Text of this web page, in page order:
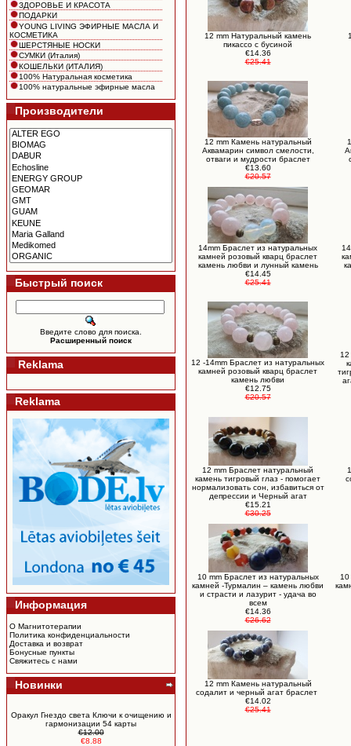
ЗДОРОВЬЕ И КРАСОТА
ПОДАРКИ
YOUNG LIVING ЭФИРНЫЕ МАСЛА И
КОСМЕТИКА
ШЕРСТЯНЫЕ НОСКИ
СУМКИ (Италия)
КОШЕЛЬКИ (ИТАЛИЯ)
100% Натуральная косметика
100% натуральные эфирные масла
Производители
Быстрый поиск
Введите слово для поиска.
Расширенный поиск
Reklama
Reklama
Информация
О Магнитотерапии
Политика конфиденциальности
Доставка и возврат
Бонусные пункты
Свяжитесь с нами
Новинки
Оракул Гнездо света Ключи к очищению и
гармонизации 54 карты
€12.00
€8.88
12 mm Натуральный камень
пикассо c бусиной
€14.36
€25.41
12 mm Камень натуральный
Аквамарин символ смелости,
отваги и мудрости браслет
€13.60
€20.57
14mm Браслет из натуральных
камней розовый кварц браслет
камень любви и лунный камень
€14.45
€25.41
12 -14mm Браслет из натуральных
камней розовый кварц браслет
камень любви
€12.75
€20.57
12
12 mm Браслет натуральный
камень тигровый глаз - помогает
нормализовать сон, избавиться от
депрессии и Черный агат
€15.21
€30.25
10 mm Браслет из натуральных
камней -Турмалин – камень любви
и страсти и лазурит - удача во
всем
€14.36
€26.62
10
12 mm Камень натуральный
содалит и черный агат браслет
€14.02
€25.41